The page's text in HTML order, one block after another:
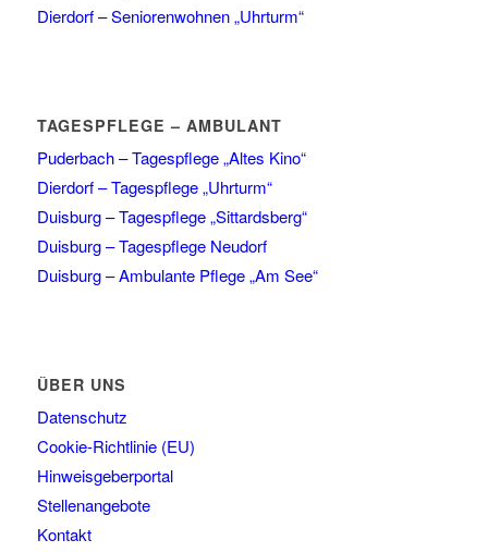
Dierdorf – Seniorenwohnen „Uhrturm“
TAGESPFLEGE – AMBULANT
Puderbach – Tagespflege „Altes Kino“
Dierdorf – Tagespflege „Uhrturm“
Duisburg – Tagespflege „Sittardsberg“
Duisburg – Tagespflege Neudorf
Duisburg – Ambulante Pflege „Am See“
ÜBER UNS
Datenschutz
Cookie-Richtlinie (EU)
Hinweisgeberportal
Stellenangebote
Kontakt